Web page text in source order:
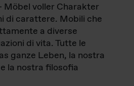
Möbel voller Charakter
di carattere. Mobili che
a diverse
di vita. Tutte le
ganze Leben, la nostra
la nostra filosofia